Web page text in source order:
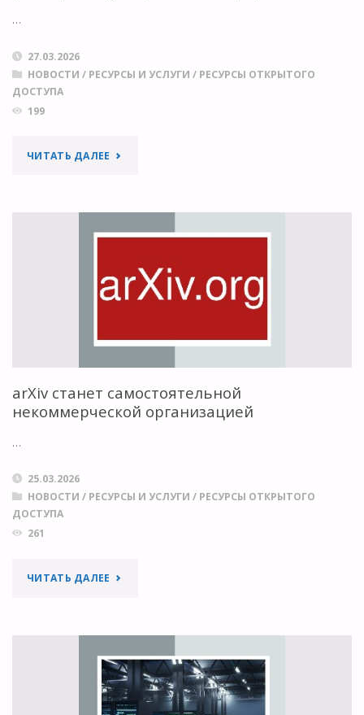
ОТКРЫТОМ
…
27.03.2026
НОВОСТИ / РЕСУРСЫ И УСЛУГИ / РЕСУРСЫ ОТКРЫТОГО
ДОСТУПА
199
ЧИТАТЬ ДАЛЕЕ "PREREVIEW
ДЛЯ
ПРЕПРИНТОВ
РАСШИРЯЕТ
arXiv станет самостоятельной
некоммерческой организацией
…
25.03.2026
НОВОСТИ / РЕСУРСЫ И УСЛУГИ / РЕСУРСЫ ОТКРЫТОГО
ДОСТУПА
261
ЧИТАТЬ ДАЛЕЕ "ARXIV
НЕКОММЕРЧЕСКОЙ
ОРГАНИЗАЦИЕЙ"